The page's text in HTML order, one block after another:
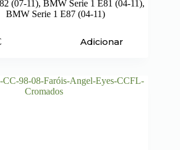
(07-11),BMW Serie 1 E81 (04-11),
BMW Serie 1 E87 (04-11)
Adicionar